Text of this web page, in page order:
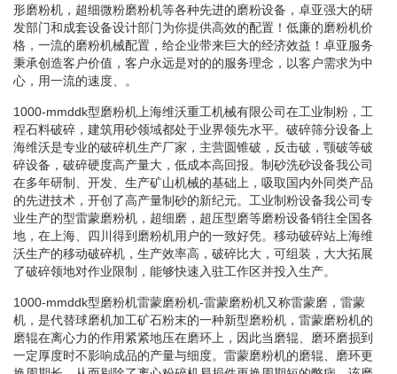
形磨粉机，超细微粉磨粉机等各种先进的磨粉设备，卓亚强大的研
发部门和成套设备设计部门为你提供高效的配置！低廉的磨粉机价
格，一流的磨粉机械配置，给企业带来巨大的经济效益！卓亚服务
秉承创造客户价值，客户永远是对的的服务理念，以客户需求为中
心，用一流的速度、。
1000-mmddk型磨粉机上海维沃重工机械有限公司在工业制粉，工
程石料破碎，建筑用砂领域都处于业界领先水平。破碎筛分设备上
海维沃是专业的破碎机生产厂家，主营圆锥破，反击破，颚破等破
碎设备，破碎硬度高产量大，低成本高回报。制砂洗砂设备我公司
在多年研制、开发、生产矿山机械的基础上，吸取国内外同类产品
的先进技术，开创了高产量制砂的新纪元。工业制粉设备我公司专
业生产的型雷蒙磨粉机，超细磨，超压型磨等磨粉设备销往全国各
地，在上海、四川得到磨粉机用户的一致好凭。移动破碎站上海维
沃生产的移动破碎机，生产效率高，破碎比大，可组装，大大拓展
了破碎领地对作业限制，能够快速入驻工作区并投入生产。
1000-mmddk型磨粉机雷蒙磨粉机-雷蒙磨粉机又称雷蒙磨，雷蒙
机，是代替球磨机加工矿石粉末的一种新型磨粉机，雷蒙磨粉机的
磨辊在离心力的作用紧紧地压在磨环上，因此当磨辊、磨环磨损到
一定厚度时不影响成品的产量与细度。雷蒙磨粉机的磨辊、磨环更